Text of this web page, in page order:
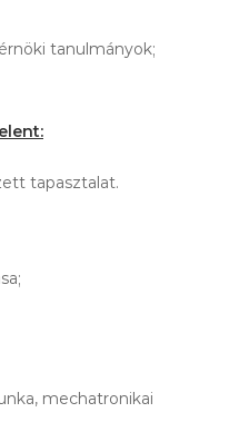
tanulmányok;
tapasztalat.
mechatronikai